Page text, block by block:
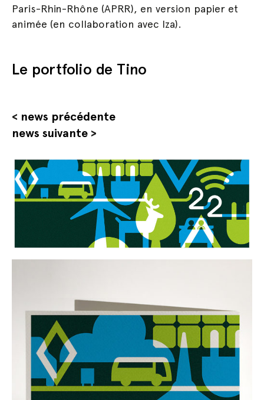
Paris-Rhin-Rhône (APRR), en version papier et
animée (en collaboration avec Iza).
Le portfolio de Tino
< news précédente
news suivante >